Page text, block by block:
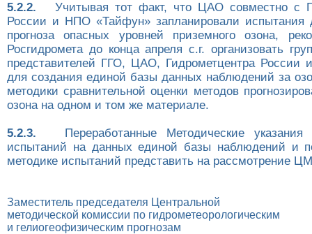
5.2.2. Учитывая тот факт, что ЦАО совместно с
России и НПО «Тайфун» запланировали испытания
прогноза опасных уровней приземного озона,
Росгидромета до конца апреля с.г. организовать
представителей ГГО, ЦАО, Гидрометцентра
для создания единой базы данных наблюдений за
методики сравнительной оценки методов
озона на одном и том же материале.
5.2.3. Переработанные Методические указания
испытаний на данных единой базы наблюдений и
методике испытаний представить на рассмотрение
Заместитель председателя Центральной
методической комиссии по гидрометеорологическим
и гелиогеофизическим прогнозам